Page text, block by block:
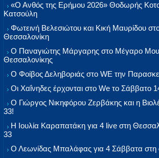
«Ο Ανθός της Ερήμου 2026» Θοδωρής
Κατσούλη
Φωτεινή Βελεσιώτου και Κική Μαυρίδου
Θεσσαλονίκη
Ο Παναγιώτης Μάργαρης στο Μέγαρο
Θεσσαλονίκης
Ο Φοίβος Δεληβοριάς στο WE την
Οι Χαΐνηδες έρχονται στο We το Σάββατο
Ο Γιώργος Νικηφόρου Ζερβάκης και η
33!
Η Ιουλία Καραπατάκη για 4 live στη
33
Ο Λεωνίδας Μπαλάφας για 4 Σάββατα στη